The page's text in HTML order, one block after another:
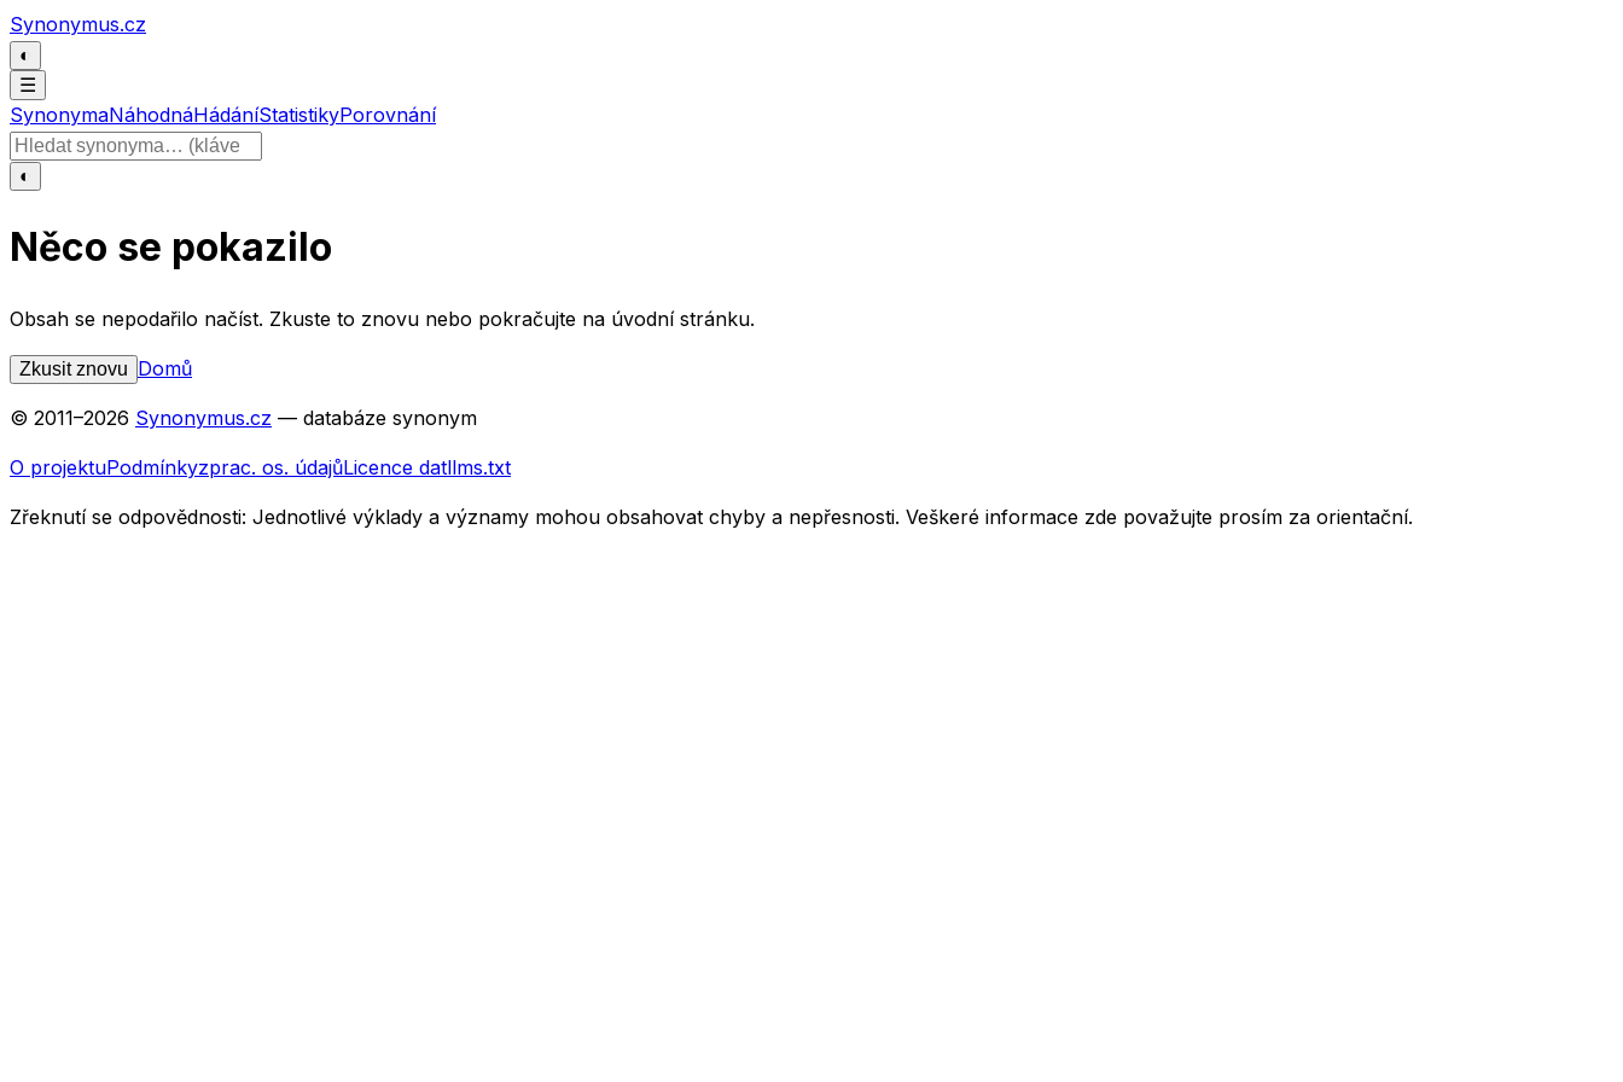
Přeskočit na obsah
Synonymus.cz
◐
☰
SynonymaNáhodnáHádáníStatistikyPorovnání
Hledat slovo
◐
Něco se pokazilo
Obsah se nepodařilo načíst. Zkuste to znovu nebo pokračujte na úvodní stránku.
Zkusit znovu Domů
© 2011–2026 Synonymus.cz — databáze synonym
O projektuPodmínkyzprac. os. údajůLicence datllms.txt
Zřeknutí se odpovědnosti: Jednotlivé výklady a významy mohou obsahovat chyby a nepřesnosti. Veškeré informace zde považujte prosím za orientační.